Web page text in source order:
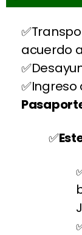
acuerdo
Ingreso